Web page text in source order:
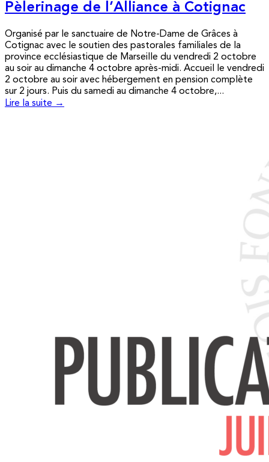
Pèlerinage de l’Alliance à Cotignac
Organisé par le sanctuaire de Notre-Dame de Grâces à
Cotignac avec le soutien des pastorales familiales de la
province ecclésiastique de Marseille du vendredi 2 octobre
au soir au dimanche 4 octobre après-midi. Accueil le vendredi
2 octobre au soir avec hébergement en pension complète
sur 2 jours. Puis du samedi au dimanche 4 octobre,...
Lire la suite →